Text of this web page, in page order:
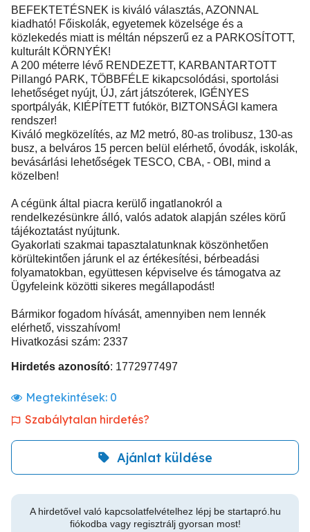
BEFEKTETÉSNEK is kiváló választás, AZONNAL
kiadható! Főiskolák, egyetemek közelsége és a
közlekedés miatt is méltán népszerű ez a PARKOSÍTOTT,
kulturált KÖRNYÉK!
A 200 méterre lévő RENDEZETT, KARBANTARTOTT
Pillangó PARK, TÖBBFÉLE kikapcsolódási, sportolási
lehetőséget nyújt, ÚJ, zárt játszóterek, IGÉNYES
sportpályák, KIÉPÍTETT futókör, BIZTONSÁGI kamera
rendszer!
Kiváló megközelítés, az M2 metró, 80-as trolibusz, 130-as
busz, a belváros 15 percen belül elérhető, óvodák, iskolák,
bevásárlási lehetőségek TESCO, CBA, - OBI, mind a
közelben!
A cégünk által piacra kerülő ingatlanokról a
rendelkezésünkre álló, valós adatok alapján széles körű
tájékoztatást nyújtunk.
Gyakorlati szakmai tapasztalatunknak köszönhetően
körültekintően járunk el az értékesítési, bérbeadási
folyamatokban, együttesen képviselve és támogatva az
Ügyfeleink közötti sikeres megállapodást!
Bármikor fogadom hívását, amennyiben nem lennék
elérhető, visszahívom!
Hivatkozási szám: 2337
Hirdetés azonosító: 1772977497
Megtekintések: 0
Szabálytalan hirdetés?
Ajánlat küldése
A hirdetővel való kapcsolatfelvételhez lépj be startapró.hu
fiókodba vagy regisztrálj gyorsan most!